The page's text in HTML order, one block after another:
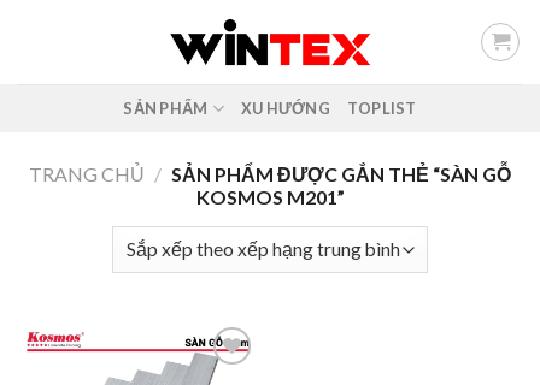
SẢN PHẨM XU HƯỚNG TOPLIST
TRANG CHỦ / SẢN PHẨM ĐƯỢC GẮN THẺ “SÀN GỖ
KOSMOS M201”